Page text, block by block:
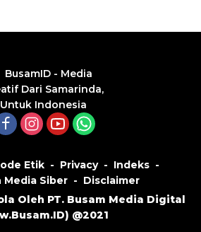
Etik Privacy
Indeks
Media Siber
Disclaimer
Oleh PT. Busam Media Digital
) @2021